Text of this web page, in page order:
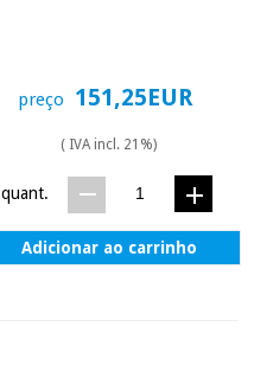
preço 151,25EUR
( IVA incl. 21%)
quant.
Adicionar ao carrinho